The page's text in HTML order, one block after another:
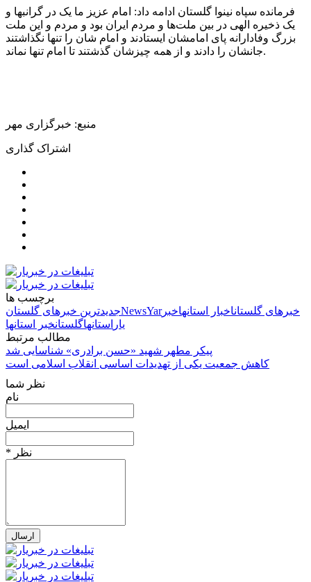
فرمانده سپاه نینوا گلستان ادامه داد: امام عزیز ما یک در گرانبها و
یک ذخیره الهی در بین ملت‌ها و مردم ایران بود و مردم و این ملت
بزرگ وفادارانه پای امامشان ایستادند و امام شان را تنها نگذاشتند
جانشان را دادند و از همه چیزشان گذشتند تا امام تنها نماند.
منبع: خبرگزاری مهر
اشتراک گذاری
برچسب ها
جدیدترین خبرهای گلستانNewsYar خبرهای گلستاناخبار استانهاخبر
یار استانهاگلستانخبر استانها
مطالب مرتبط
پیکر مطهر شهید «حسن برادری» شناسایی شد
کاهش جمعیت یکی از تهدیدات اساسی انقلاب اسلامی است
نظر شما
نام
ایمیل
* نظر